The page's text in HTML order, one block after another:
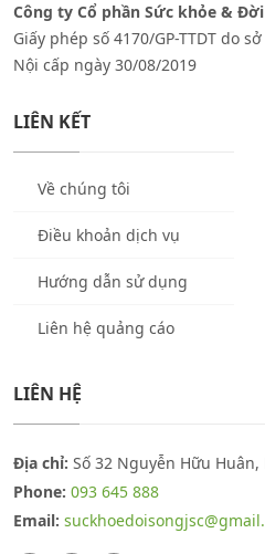
Công ty Cổ phần Sức khỏe &
Giấy phép số 4170/GP-TTDT do
Nội cấp ngày 30/08/2019
LIÊN KẾT
Về chúng tôi
Điều khoản dịch vụ
Hướng dẫn sử dụng
Liên hệ quảng cáo
LIÊN HỆ
Địa chỉ: Số 32 Nguyễn Hữu Huân,
Phone: 093 645 888
Email: